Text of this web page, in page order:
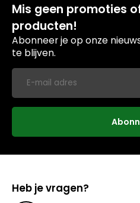
Mis geen promoties
producten!
Abonneer je op onze
te blijven.
Heb je vragen?